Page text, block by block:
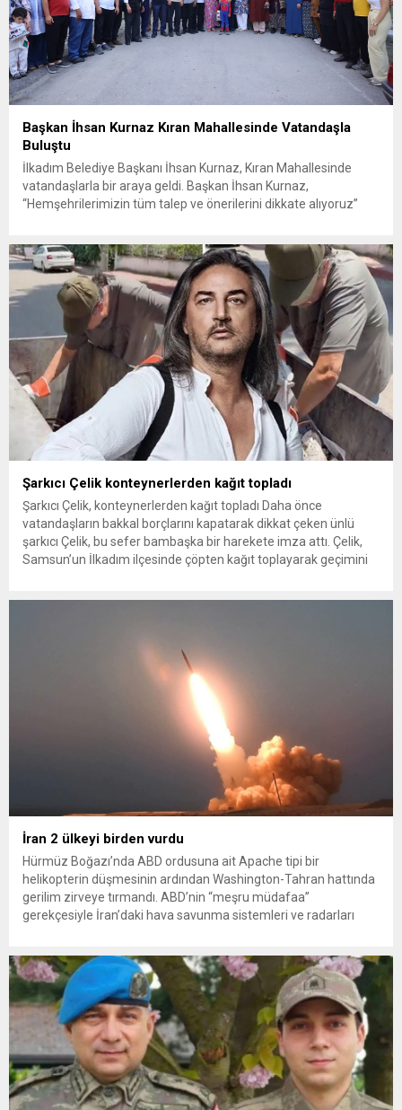
Başkan İhsan Kurnaz Kıran Mahallesinde Vatandaşla
Buluştu
İlkadım Belediye Başkanı İhsan Kurnaz, Kıran Mahallesinde
vatandaşlarla bir araya geldi. Başkan İhsan Kurnaz,
“Hemşehrilerimizin tüm talep ve önerilerini dikkate alıyoruz”
sohbet eden, onların talep ve önerileri dinleyen Başkan İhsan
Kurnaz, gelen taleplerin çözümü için...
Şarkıcı Çelik konteynerlerden kağıt topladı
Şarkıcı Çelik, konteynerlerden kağıt topladı Daha önce
vatandaşların bakkal borçlarını kapatarak dikkat çeken ünlü
şarkıcı Çelik, bu sefer bambaşka bir harekete imza attı. Çelik,
Samsun’un İlkadım ilçesinde çöpten kağıt toplayarak geçimini
İran 2 ülkeyi birden vurdu
Hürmüz Boğazı’nda ABD ordusuna ait Apache tipi bir
helikopterin düşmesinin ardından Washington-Tahran hattında
gerilim zirveye tırmandı. ABD’nin “meşru müdafaa”
gerekçesiyle İran’daki hava savunma sistemleri ve radarları
yeni bir ABD saldırısına anında yanıt verileceğini duyurdu....